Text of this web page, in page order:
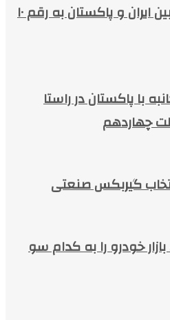
افزایش حجم تجارت بین ایران و پاکستان به رقم ۱۰
با پاکستان در راستا
چهاردهم
گیربکس صنعتی
خودرو را به کدام سو